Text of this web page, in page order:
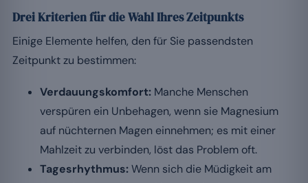
Drei Kriterien für die Wahl Ihres Zeitpunkts
Einige Elemente helfen, den für Sie passendsten
Zeitpunkt zu bestimmen:
Verdauungskomfort: Manche Menschen
verspüren ein Unbehagen, wenn sie Magnesium
auf nüchternen Magen einnehmen; es mit einer
Mahlzeit zu verbinden, löst das Problem oft.
Tagesrhythmus:Wenn sich die Müdigkeit am